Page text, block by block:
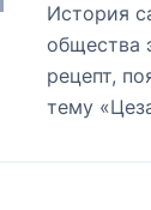
История
общества
рецепт,
тему